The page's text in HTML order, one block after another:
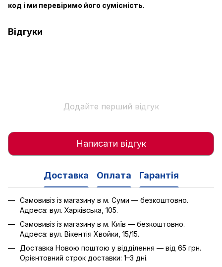
код і ми перевіримо його сумісність.
Відгуки
Додайте перший відгук
Написати відгук
Доставка Оплата Гарантія
Самовивіз із магазину в м. Суми — безкоштовно.
Адреса: вул. Харківська, 105.
Самовивіз із магазину в м. Київ — безкоштовно.
Адреса: вул. Вікентія Хвойки, 15/15.
Доставка Новою поштою у відділення — від 65 грн.
Орієнтовний строк доставки: 1–3 дні.